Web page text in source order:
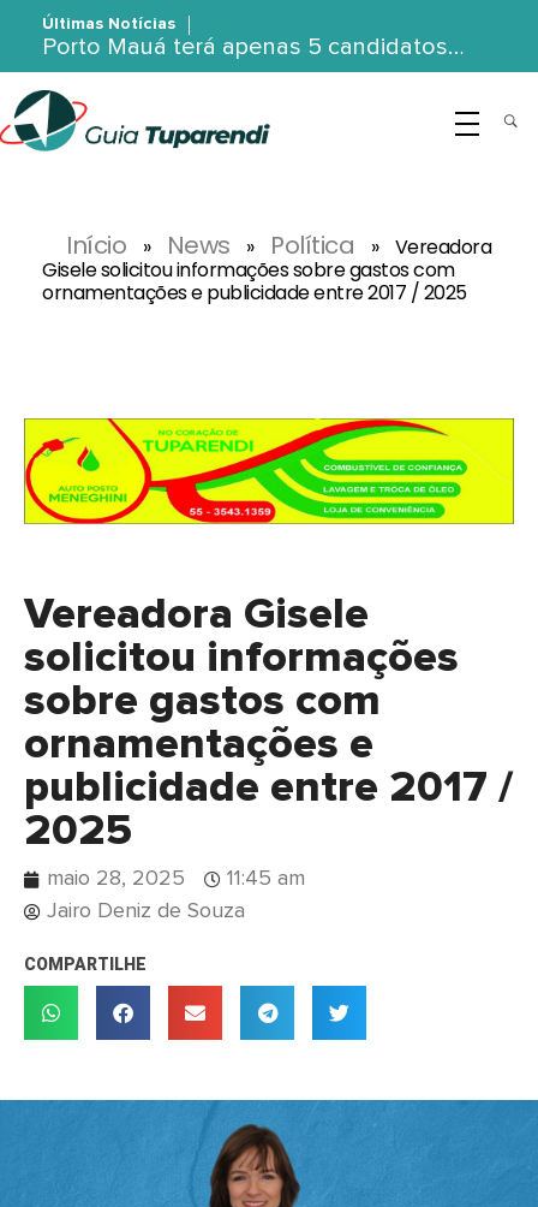
Últimas Notícias
Porto Mauá terá apenas 5 candidatos…
Início » News » Política » Vereadora
Gisele solicitou informações sobre gastos com
ornamentações e publicidade entre 2017 / 2025
Vereadora Gisele
solicitou informações
sobre gastos com
ornamentações e
publicidade entre 2017 /
2025
maio 28, 2025
11:45 am
Jairo Deniz de Souza
COMPARTILHE